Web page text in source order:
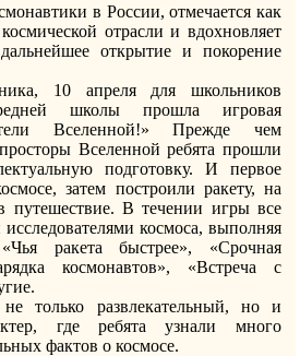
в России, отмечается как
отрасли и вдохновляет
открытие и покорение
10 апреля для школьников
школы прошла игровая
Вселенной!» Прежде чем
Вселенной ребята прошли
подготовку. И первое
затем построили ракету, на
путешествие. В течении игры все
космоса, выполняя
ракета быстрее», «Срочная
космонавтов», «Встреча с
только развлекательный, но и
где ребята узнали много
фактов о космосе.